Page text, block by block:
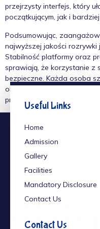
przejrzysty interfejs, który
początkującym, jak i
Podsumowując,
najwyższej jakości rozrywki
Stabilność platformy oraz
sprawiają, że korzystanie z
bezpieczne. Każda osoba
obstawiania powinna wziąć
przygotowane przez ten
Useful Links
Home
Admission
Gallery
Facilities
Mandatory Disclosure
Contact Us
Contact Us